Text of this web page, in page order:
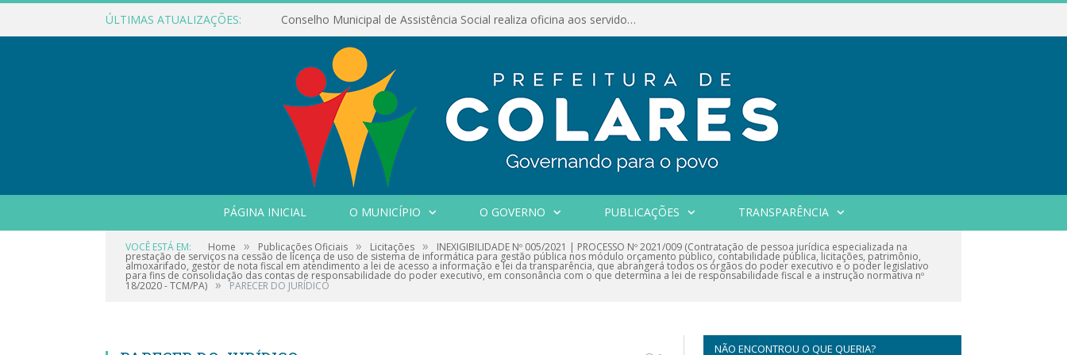
ÚLTIMAS ATUALIZAÇÕES: Conselho Municipal de Assistência Social realiza oficina aos servidores
PÁGINA INICIAL O MUNICÍPIO O GOVERNO PUBLICAÇÕES TRANSPARÊNCIA
VOCÊ ESTÁ EM: Home » Publicações Oficiais » Licitações » INEXIGIBILIDADE Nº 005/2021 | PROCESSO Nº 2021/009 (Contratação de pessoa jurídica especializada na
prestação de serviços na cessão de licença de uso de sistema de informática para gestão pública nos módulo orçamento público, contabilidade pública, licitações, patrimônio,
almoxarifado, gestor de nota fiscal em atendimento a lei de acesso a informação e lei da transparência, que abrangerá todos os órgãos do poder executivo e o poder legislativo
para fins de consolidação das contas de responsabilidade do poder executivo, em consonância com o que determina a lei de responsabilidade fiscal e a instrução normativa nº
18/2020 - TCM/PA) » PARECER DO JURÍDICO
NÃO ENCONTROU O QUE QUERIA?